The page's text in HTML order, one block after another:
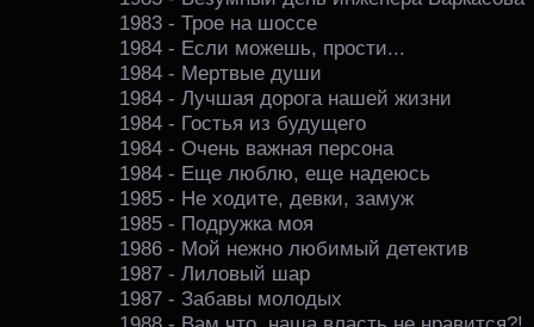
1983 - Трое на шоссе
1984 - Если можешь, прости...
1984 - Мертвые души
1984 - Лучшая дорога нашей жизни
1984 - Гостья из будущего
1984 - Очень важная персона
1984 - Еще люблю, еще надеюсь
1985 - Не ходите, девки, замуж
1985 - Подружка моя
1986 - Мой нежно любимый детектив
1987 - Лиловый шар
1987 - Забавы молодых